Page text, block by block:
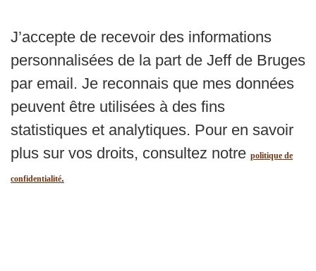
J’accepte de recevoir des informations
personnalisées de la part de Jeff de Bruges
par email. Je reconnais que mes données
peuvent être utilisées à des fins
statistiques et analytiques. Pour en savoir
plus sur vos droits, consultez notre politique de
confidentialité.